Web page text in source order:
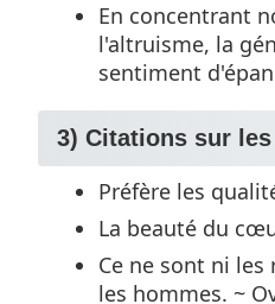
En concentrant
l'altruisme, la
sentiment
3) Citations sur
Préfère les
La beauté du
Ce ne sont ni
les hommes. ~